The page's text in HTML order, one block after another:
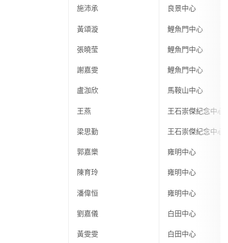
施沛承
黃頌漩
張曉莹
謝嘉雯
盧泇欣
王燕
梁思勤
郭嘉樂
陳育玲
潘偉恒
劉嘉儀
黃雯雯
良景中心
鯉魚門中心
鯉魚門中心
鯉魚門中心
馬鞍山中心
王石崇傑紀念中心
王石崇傑紀念中心
雍明中心
雍明中心
雍明中心
白田中心
白田中心